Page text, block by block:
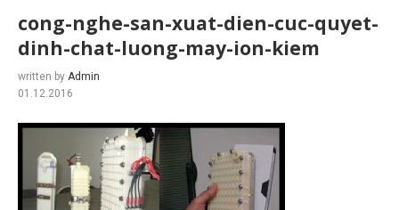
cong-nghe-san-xuat-dien-cuc-quyet-
dinh-chat-luong-may-ion-kiem
written by Admin
01.12.2016